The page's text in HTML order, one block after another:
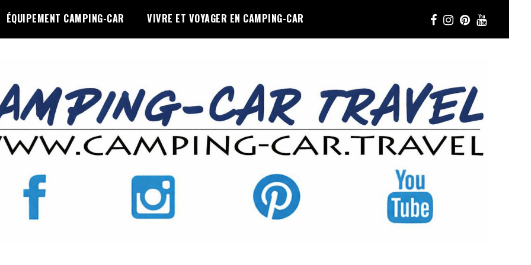
ÉQUIPEMENT CAMPING-CAR VIVRE ET VOYAGER EN CAMPING-CAR